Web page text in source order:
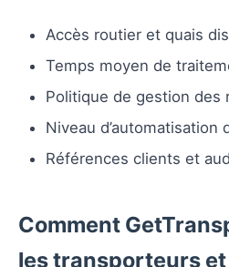
Accès routier et quais
Temps moyen de
Politique de gestion des
Niveau d’automatisation
Références clients et
Comment
les transporteurs